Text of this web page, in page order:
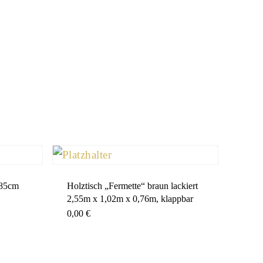
Holztisch „Fermette“ braun lackiert
2,55m x 1,02m x 0,76m, klappbar
0,00 €